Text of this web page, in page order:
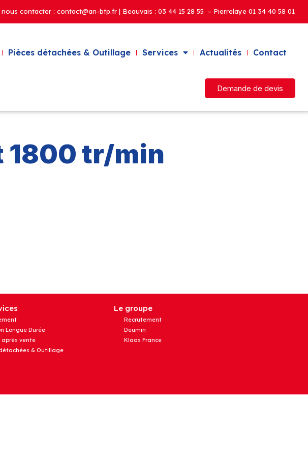
nous contacter : contact@an-btp.fr | Beauvais : 03 44 15 28 55 – Pierrelaye 01 34 40 58 01
Pièces détachées & Outillage Services Actualités Contact
Demande de devis
1800 tr/min
Longue Durée
après vente
& Outillage
Le groupe
Recrutement
Deumin
Klaas France